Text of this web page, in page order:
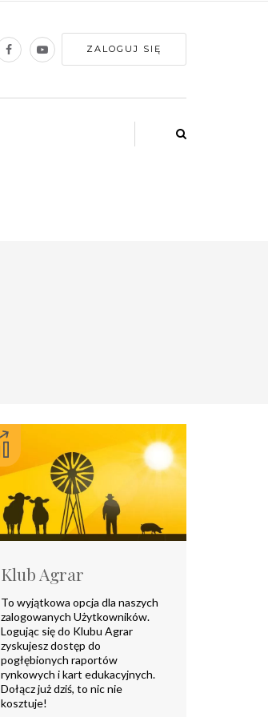
ZALOGUJ SIĘ
Klub Agrar
To wyjątkowa opcja dla naszych
zalogowanych Użytkowników.
Logując się do Klubu Agrar
zyskujesz dostęp do
pogłębionych raportów
rynkowych i kart edukacyjnych.
Dołącz już dziś, to nic nie
kosztuje!